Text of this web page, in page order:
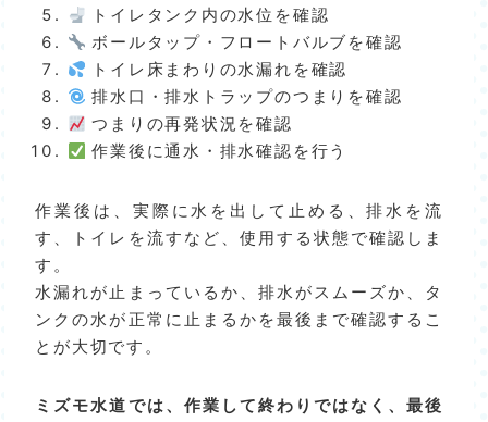
トイレタンク内の水位を確認
ボールタップ・フロートバルブを確認
トイレ床まわりの水漏れを確認
排水口・排水トラップのつまりを確認
つまりの再発状況を確認
作業後に通水・排水確認を行う
作業後は、実際に水を出して止める、排水を流
す、トイレを流すなど、使用する状態で確認しま
す。
水漏れが止まっているか、排水がスムーズか、タ
ンクの水が正常に止まるかを最後まで確認するこ
とが大切です。
ミズモ水道では、作業して終わりではなく、最後